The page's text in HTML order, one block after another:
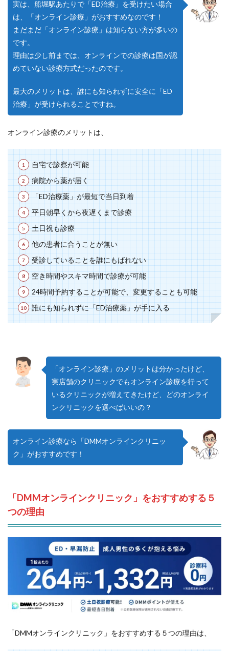
実は、船堀駅あたりで「ED治療」を受けたい場合
は、「オンライン診療」がおすすめなのです！
まだまだ「オンライン診療」は知らない方が多いの
です。
理由は少し前までは、オンラインでの診療は国が認
めていない診療方式だったのです。
最大のメリットは、誰にも知られずに安全に「ED
治療」が受けられることですね。
オンライン診療のメリットは、
自宅で診察が可能
病院から薬が届く
「ED治療薬」が最短で当日到着
平日朝早くから夜遅くまで診療
土日祝も診療
他の患者に合うことが無い
受診していることを誰にもばれない
空き時間やスキマ時間で診療が可能
24時間予約することが可能で、変更することも可能
誰にも知られずに「ED治療薬」が手に入る
「オンライン診療」のメリットは分かったけど、
実店舗のクリニックでもオンライン診療を行って
いるクリニックが増えてきたけど、どのオンライ
ンクリニックを選べばいいの？
オンライン診療なら「DMMオンラインクリニッ
ク」がおすすめです！
「DMMオンラインクリニック」をおすすめする５
つの理由
「DMMオンラインクリニック」をおすすめする５つの理由は、